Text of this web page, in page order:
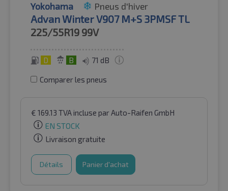
Yokohama Pneus d'hiver
Advan Winter V907 M+S 3PMSF TL
225/55R19 99V
D B 71 dB
Comparer les pneus
€ 169.13 TVA incluse par Auto-Raifen GmbH
EN STOCK
Livraison gratuite
Détails Panier d'achat